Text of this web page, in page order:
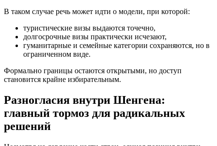
В таком случае речь может идти о модели, при которой:
туристические визы выдаются точечно,
долгосрочные визы практически исчезают,
гуманитарные и семейные категории сохраняются, но в
ограниченном виде.
Формально границы остаются открытыми, но доступ
становится крайне избирательным.
Разногласия внутри Шенгена:
главный тормоз для радикальных
решений